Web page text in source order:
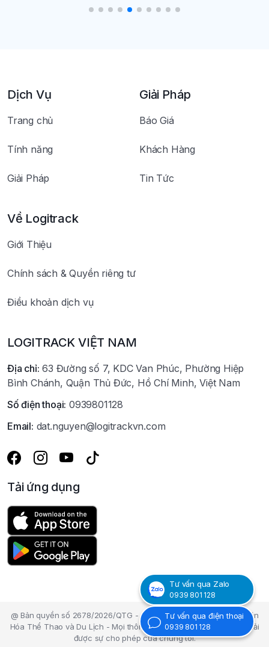
Dịch Vụ
Trang chủ
Tính năng
Giải Pháp
Giải Pháp
Báo Giá
Khách Hàng
Tin Tức
Về Logitrack
Giới Thiệu
Chính sách & Quyền riêng tư
Điều khoản dịch vụ
LOGITRACK VIỆT NAM
Địa chỉ: 63 Đường số 7, KDC Van Phúc, Phường Hiệp
Bình Chánh, Quận Thủ Đức, Hồ Chí Minh, Việt Nam
Số điện thoại: 0939801128
Email: dat.nguyen@logitrackvn.com
Tải ứng dụng
@ Bản quyền số 2678/2026/QTG - Cục Bản Quyền tác giả - Bộ Văn
Hóa Thể Thao và Du Lịch - Mọi thông tin nội dung trên Website phải
được sự cho phép của chúng tôi.
Tư vấn qua Zalo
0939 801 128
Tư vấn qua điện thoại
0939 801 128